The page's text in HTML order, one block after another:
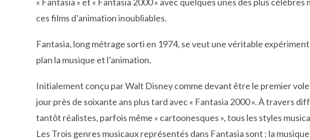
ces films d’animation inoubliables.
Fantasia, long métrage sorti en 1974, se veut une véritable
plan la musique et l’animation.
Initialement conçu par Walt Disney comme devant être le premier
jour près de soixante ans plus tard avec « Fantasia 2000 ». À travers
tantôt réalistes, parfois même « cartoonesques », tous les styles
Les Trois genres musicaux représentés dans Fantasia sont : la